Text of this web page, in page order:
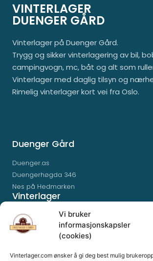
Vi bruker
informasjonskapsler
(cookies)
Vinterlager.com ønsker å gi deg best mulig
VINTERLAGER
DUENGER GÅRD
Vinterlager på Duenger Gård.
Trygg og sikker vinterlagering av bil,
campingvogn, mc, båt og alt som
Vinterlager med daglig tilsyn og
Rimelig vinterlager kort vei fra Oslo.
Duenger Gård
Duenger.as
Duengerhøgda 346
Nes på Hedmarken
Vinterlager
Priser
Bestill plass